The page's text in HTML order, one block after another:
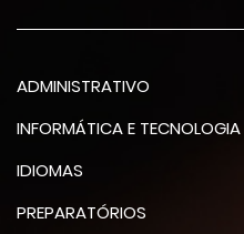
ADMINISTRATIVO
INFORMÁTICA E TECNOLOGIA
IDIOMAS
PREPARATÓRIOS